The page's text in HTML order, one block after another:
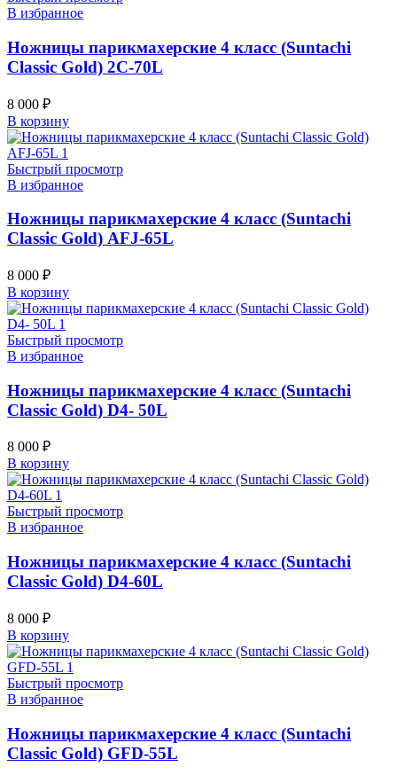
В избранное
Ножницы парикмахерские 4 класс (Suntachi
Classic Gold) 2C-70L
8 000 ₽
В корзину
Быстрый просмотр
В избранное
Ножницы парикмахерские 4 класс (Suntachi
Classic Gold) AFJ-65L
8 000 ₽
В корзину
Быстрый просмотр
В избранное
Ножницы парикмахерские 4 класс (Suntachi
Classic Gold) D4- 50L
8 000 ₽
В корзину
Быстрый просмотр
В избранное
Ножницы парикмахерские 4 класс (Suntachi
Classic Gold) D4-60L
8 000 ₽
В корзину
Быстрый просмотр
В избранное
Ножницы парикмахерские 4 класс (Suntachi
Classic Gold) GFD-55L